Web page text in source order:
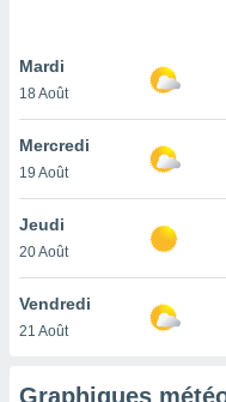
notre
que
et que
Mardi
18 Août
Mercredi
19 Août
Jeudi
20 Août
Vendredi
21 Août
Graphiques